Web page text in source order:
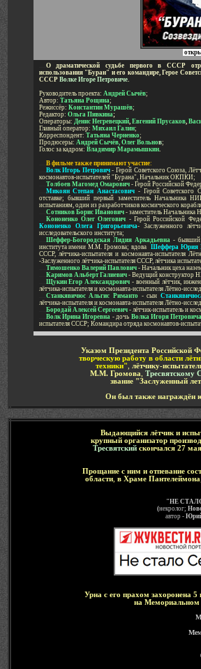
О драматической судьбе первого в СССР
использования "Буран" и его командире, Герое
СССР Волке Игоре Петровиче.
Руководитель проекта: Андрей Сычёв;
Автор: Татьяна Рощина;
Режиссёр: Константин Мурашёв;
Редактор: Ольга Пивкина;
Операторы: Денис Негревецкий, Евгений Прусаков,
Главный оператор: Михаил Галин;
Корреспондент: Татьяна Черненко;
Продюсеры: Андрей Сычёв, Олег Вольнов;
Голос за кадром: Владимир Марамышкин.
В фильме также принимают участие:
Волк Игорь Петрович - Герой Советского Союза,
космонавтов-испытателей "Бурана", Начальник ОКПКИ;
Толбоев Магомед Омарович- Герой Российской
Микоян Степан Анастасович - Герой Советского
отставке; бывший первый заместитель Начальника
испытаниям, один из разработчиков космического
Сотников Борис Иванович - заместитель Начальника
Кононенко Олег Олегович - Герой Российской
Кононенко Олега Григорьевича- Заслуженного
исследовательского института;
Шеффер-Богородская Лидия Аркадьевна- бывший
института имени М.М. Громова;вдова
Шеффера Юрия
СССР, лётчика-испытателя и космонавта-испытателя
-Заслуженного лётчика-испытателя СССР, лётчика
Тимошенко Валерий Павлович - Начальник цеха
Каримов Альберт Галиевич- Ведущий конструктор
Щукин Егор Александрович - военный лётчик,
лётчика-испытателя и космонавта-испытателя Лётно-
Станкявичюс Альгис Риманто- сын
лётчика-испытателя и космонавта-испытателя Лётно-
Бородай Алексей Сергеевич - лётчик-испытатель и
Волк Ирина Игоревна - дочь Волка Игоря
испытателя СССР; Командира отряда космонавтов-
Указом Президента Российской
творческую работу в области
техники"
лётчику-
М.М. Громова
Тресвятскому
звание "Заслуженный
Он был также награждён
Выдающийся лётчик и
крупный организатор
Тресвятский скончался 27
Прощание с ним и отпевание
области, в Храме Пантелеймона
"НЕ
(некролог;
автор -
Урна с его прахом захоронена 5
на